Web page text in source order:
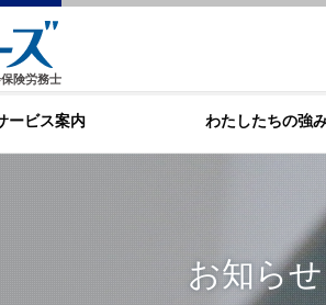
険労務士
ービス案内 わたしたちの強
お知らせ